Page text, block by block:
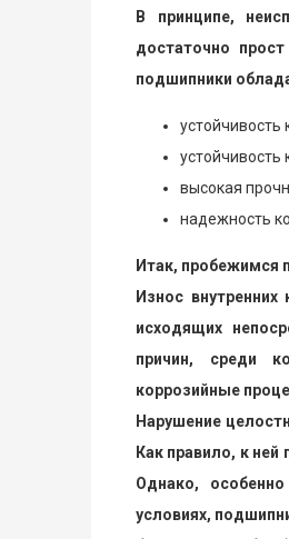
В принципе,
достаточно
подшипники
устойчивость
устойчивость
высокая
надежность
Итак, пробежимся
Износ
исходящих
причин, среди
коррозийные
Нарушение
Как правило, к
Однако,
условиях,